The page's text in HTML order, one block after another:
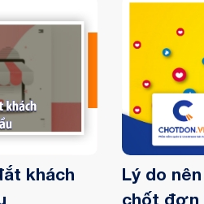
khách
Lý do
chốt đơn